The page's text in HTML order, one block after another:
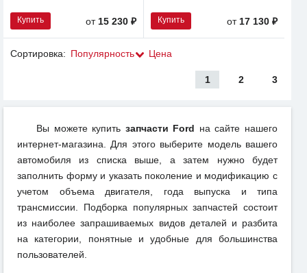
Купить от15 230 ₽ Купить от17 130 ₽
Сортировка: Популярность Цена
1 2 3
Вы можете купить запчасти Ford на сайте нашего
интернет-магазина. Для этого выберите модель вашего
автомобиля из списка выше, а затем нужно будет
заполнить форму и указать поколение и модификацию с
учетом объема двигателя, года выпуска и типа
трансмиссии. Подборка популярных запчастей состоит
из наиболее запрашиваемых видов деталей и разбита
на категории, понятные и удобные для большинства
пользователей.